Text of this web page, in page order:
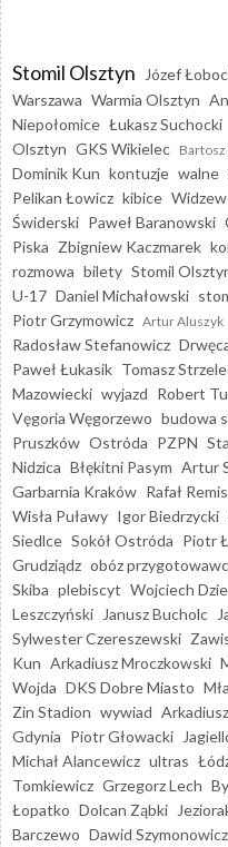
Stomil Olsztyn Józef
Warszawa Warmia Olsztyn
Niepołomice Łukasz Suchocki
Olsztyn GKS Wikielec
Dominik Kun kontuzje walne
Pelikan Łowicz kibice
Świderski Paweł Baranowski
Piska Zbigniew Kaczmarek
rozmowa bilety Stomil
U-17 Daniel Michałowski
Piotr Grzymowicz Artur Aluszyk
Radosław Stefanowicz
Paweł Łukasik Tomasz
Mazowiecki wyjazd Robert
Vęgoria Węgorzewo budowa
Pruszków Ostróda PZPN
Nidzica Błękitni Pasym Artur
Garbarnia Kraków Rafał
Wisła Puławy Igor Biedrzycki
Siedlce Sokół Ostróda Piotr
Grudziądz obóz
Skiba plebiscyt Wojciech
Leszczyński
Janusz Bucholc
Sylwester Czereszewski
Kun Arkadiusz Mroczkowski
Wojda DKS Dobre Miasto
Zin Stadion wywiad
Gdynia Piotr Głowacki
Michał Alancewicz ultras
Tomkiewicz Grzegorz Lech
Łopatko Dolcan Ząbki
Barczewo Dawid Szymonowicz